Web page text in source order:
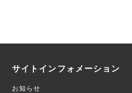
サイトインフォメーション
お知らせ